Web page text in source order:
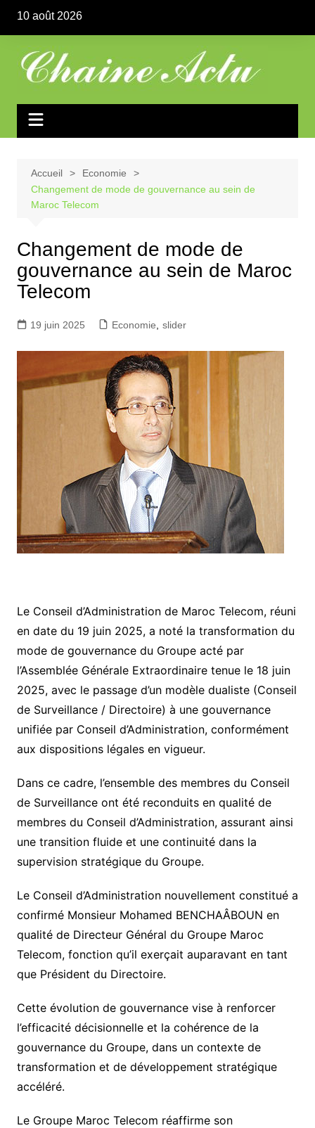
contenu
10 août 2026
Accueil
Economie
Changement de mode de gouvernance au sein de
Maroc Telecom
Changement de mode de
gouvernance au sein de Maroc
Telecom
19 juin 2025 Economie slider
Le Conseil d’Administration de Maroc Telecom, réuni
en date du 19 juin 2025, a noté la transformation du
mode de gouvernance du Groupe acté par
l’Assemblée Générale Extraordinaire tenue le 18 juin
2025, avec le passage d’un modèle dualiste (Conseil
de Surveillance / Directoire) à une gouvernance
unifiée par Conseil d’Administration, conformément
aux dispositions légales en vigueur.
Dans ce cadre, l’ensemble des membres du Conseil
de Surveillance ont été reconduits en qualité de
membres du Conseil d’Administration, assurant ainsi
une transition fluide et une continuité dans la
supervision stratégique du Groupe.
Le Conseil d’Administration nouvellement constitué a
confirmé Monsieur Mohamed BENCHAÂBOUN en
qualité de Directeur Général du Groupe Maroc
Telecom, fonction qu’il exerçait auparavant en tant
que Président du Directoire.
Cette évolution de gouvernance vise à renforcer
l’efficacité décisionnelle et la cohérence de la
gouvernance du Groupe, dans un contexte de
transformation et de développement stratégique
accéléré.
Le Groupe Maroc Telecom réaffirme son